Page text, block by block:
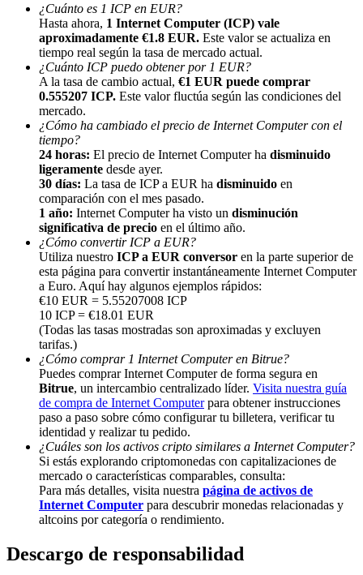
Referencia
Invita a un amigo para recibir recompensas en efectivo
BTC Welcome Rewards
BTC Welcome Rewards
Deposit & Trade BTC to Share 25000 USDT prize pool!
Deposit CASHCAT & Win
Share 500000 CASHCAT prize pool
Exclusive for BitMart Users
Register & Trade to Win 500,000 USDT
¿Cuánto es 1 ICP en EUR?
Hasta ahora, 1 Internet Computer (ICP) vale
aproximadamente €1.8 EUR. Este valor se actualiza en
tiempo real según la tasa de mercado actual.
¿Cuánto ICP puedo obtener por 1 EUR?
A la tasa de cambio actual, €1 EUR puede comprar
0.555207 ICP. Este valor fluctúa según las condiciones del
mercado.
¿Cómo ha cambiado el precio de Internet Computer con el
tiempo?
24 horas: El precio de Internet Computer ha disminuido
ligeramente desde ayer.
30 días: La tasa de ICP a EUR ha disminuido en
comparación con el mes pasado.
1 año: Internet Computer ha visto un disminución
significativa de precio en el último año.
¿Cómo convertir ICP a EUR?
Utiliza nuestro ICP a EUR conversor en la parte superior de
esta página para convertir instantáneamente Internet Computer
a Euro. Aquí hay algunos ejemplos rápidos:
€10 EUR = 5.55207008 ICP
10 ICP = €18.01 EUR
(Todas las tasas mostradas son aproximadas y excluyen
tarifas.)
¿Cómo comprar 1 Internet Computer en Bitrue?
Puedes comprar Internet Computer de forma segura en
Bitrue, un intercambio centralizado líder. Visita nuestra guía
de compra de Internet Computerpara obtener instrucciones
paso a paso sobre cómo configurar tu billetera, verificar tu
identidad y realizar tu pedido.
¿Cuáles son los activos cripto similares a Internet Computer?
Si estás explorando criptomonedas con capitalizaciones de
mercado o características comparables, consulta:
Para más detalles, visita nuestra página de activos de
Internet Computer para descubrir monedas relacionadas y
altcoins por categoría o rendimiento.
Descargo de responsabilidad